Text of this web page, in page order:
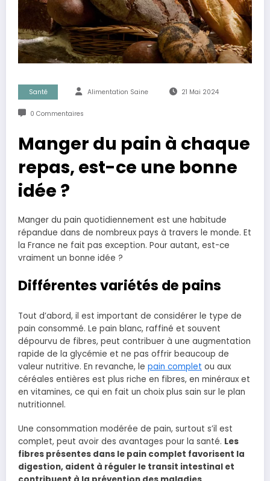
Santé Alimentation Saine 21 Mai 2024
0 Commentaires
Manger du pain à chaque
repas, est-ce une bonne
idée ?
Manger du pain quotidiennement est une habitude
répandue dans de nombreux pays à travers le monde. Et
la France ne fait pas exception. Pour autant, est-ce
vraiment un bonne idée ?
Différentes variétés de pains
Tout d’abord, il est important de considérer le type de
pain consommé. Le pain blanc, raffiné et souvent
dépourvu de fibres, peut contribuer à une augmentation
rapide de la glycémie et ne pas offrir beaucoup de
valeur nutritive. En revanche, le pain complet ou aux
céréales entières est plus riche en fibres, en minéraux et
en vitamines, ce qui en fait un choix plus sain sur le plan
nutritionnel.
Une consommation modérée de pain, surtout s’il est
complet, peut avoir des avantages pour la santé. Les
fibres présentes dans le pain complet favorisent la
digestion, aident à réguler le transit intestinal et